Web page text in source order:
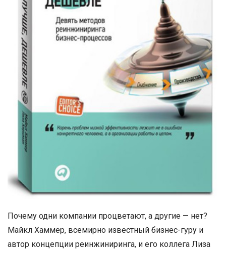
Почему одни компании процветают, а другие — нет?
Майкл Хаммер, всемирно известный бизнес-гуру и
автор концепции реинжиниринга, и его коллега Лиза